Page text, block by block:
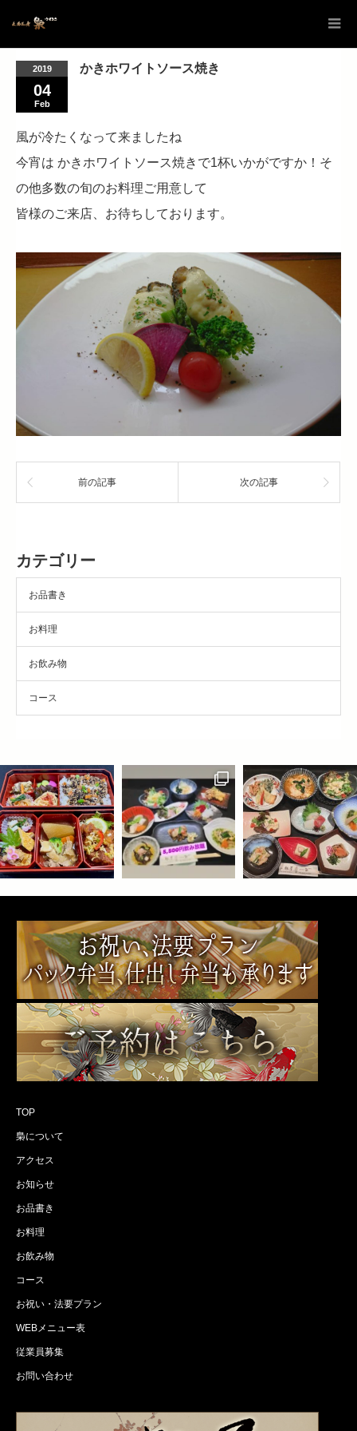
2019
04
Feb
かきホワイトソース焼き
風が冷たくなって来ましたね
今宵は かきホワイトソース焼きで1杯いかがですか！そ
の他多数の旬のお料理ご用意して
皆様のご来店、お待ちしております。
前の記事 次の記事
カテゴリー
お品書き
お料理
お飲み物
コース
TOP
梟について
アクセス
お知らせ
お品書き
お料理
お飲み物
コース
お祝い・法要プラン
WEBメニュー表
従業員募集
お問い合わせ